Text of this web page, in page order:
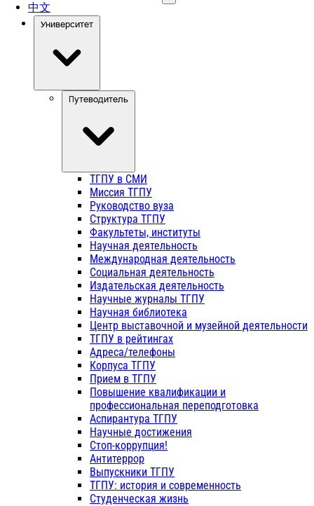
中文
Университет
Путеводитель
ТГПУ в СМИ
Миссия ТГПУ
Руководство вуза
Структура ТГПУ
Факультеты, институты
Научная деятельность
Международная деятельность
Социальная деятельность
Издательская деятельность
Научные журналы ТГПУ
Научная библиотека
Центр выставочной и музейной деятельности
ТГПУ в рейтингах
Адреса/телефоны
Корпуса ТГПУ
Прием в ТГПУ
Повышение квалификации и
профессиональная переподготовка
Аспирантура ТГПУ
Научные достижения
Стоп-коррупция!
Антитеррор
Выпускники ТГПУ
ТГПУ: история и современность
Студенческая жизнь